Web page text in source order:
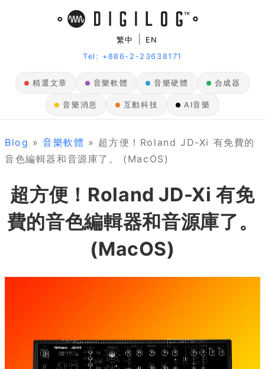
繁中
EN
Tel: +886-2-23638171
精選文章 音樂軟體 音樂硬體 合成器
音樂消息 互動科技 AI音樂
Blog »音樂軟體 » 超方便！Roland JD-Xi 有免費的
音色編輯器和音源庫了。 (MacOS)
超方便！Roland JD-Xi 有免
費的音色編輯器和音源庫了。
(MacOS)